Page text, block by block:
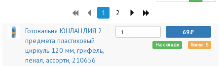
1 2
Готовальня ЮНЛАНДИЯ 2
предмета пластиковый
циркуль 120 мм, грифель,
пенал, ассорти, 210656
69
На складе Бонус: 5